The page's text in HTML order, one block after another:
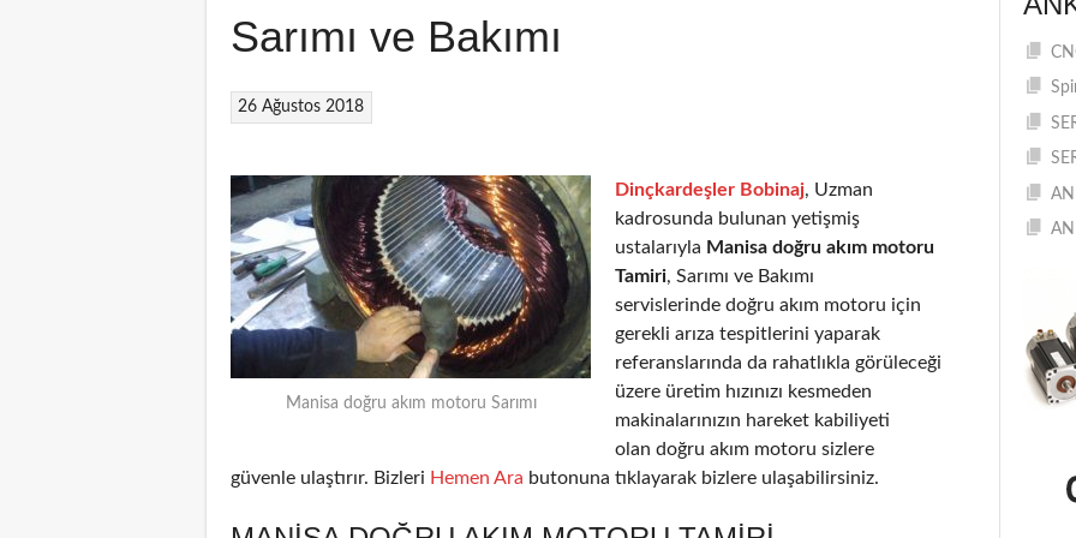
Sarımı ve Bakımı
26 Ağustos 2018
Manisa doğru akım motoru Sarımı
Dinçkardeşler Bobinaj, Uzman
kadrosunda bulunan yetişmiş
ustalarıyla Manisa doğru akım motoru
Tamiri, Sarımı ve Bakımı
servislerinde doğru akım motoru için
gerekli arıza tespitlerini yaparak
referanslarında da rahatlıkla görüleceği
üzere üretim hızınızı kesmeden
makinalarınızın hareket kabiliyeti
olan doğru akım motoru sizlere
güvenle ulaştırır. Bizleri Hemen Ara butonuna tıklayarak bizlere ulaşabilirsiniz.